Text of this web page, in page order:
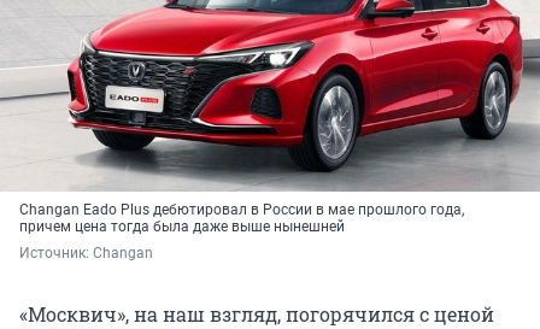
Changan Eado Plus дебютировал в России в мае прошлого года,
причем цена тогда была даже выше нынешней
Источник: Changan
«Москвич», на наш взгляд, погорячился с ценой